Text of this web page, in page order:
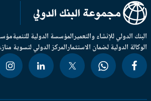
الدولي للإنشاء والتعميرالمؤسسة الدولية للتنميةمؤسسة
الدولية لضمان الاستثمارالمركز الدولي لتسوية